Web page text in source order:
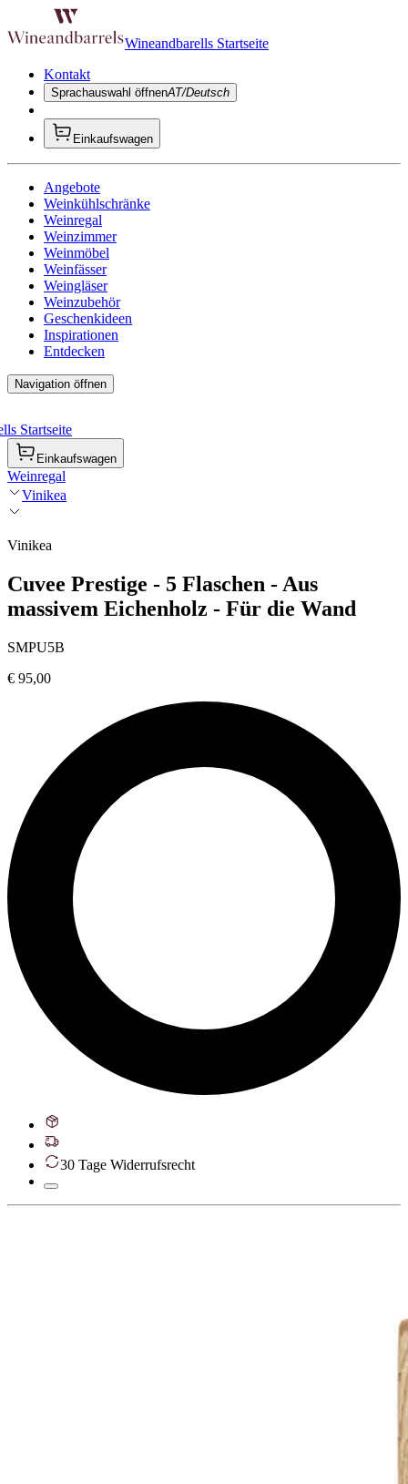
Wineandbarells Startseite
Kontakt
Sprachauswahl öffnenAT/Deutsch
Einkaufswagen
Angebote
Weinkühlschränke
Weinregal
Weinzimmer
Weinmöbel
Weinfässer
Weingläser
Weinzubehör
Geschenkideen
Inspirationen
Entdecken
Navigation öffnen
Startseite
Einkaufswagen
Weinregal
Vinikea
Vinikea
Cuvee Prestige - 5 Flaschen - Aus
massivem Eichenholz - Für die Wand
SMPU5B
€ 95,00
30 Tage Widerrufsrecht